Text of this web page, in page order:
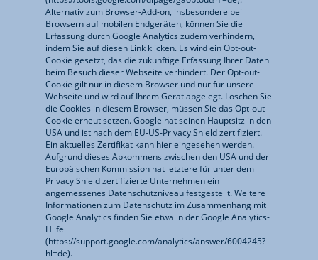
Alternativ zum Browser-Add-on, insbesondere bei
Browsern auf mobilen Endgeräten, können Sie die
Erfassung durch Google Analytics zudem verhindern,
indem Sie auf diesen Link klicken. Es wird ein Opt-out-
Cookie gesetzt, das die zukünftige Erfassung Ihrer Daten
beim Besuch dieser Webseite verhindert. Der Opt-out-
Cookie gilt nur in diesem Browser und nur für unsere
Webseite und wird auf Ihrem Gerät abgelegt. Löschen Sie
die Cookies in diesem Browser, müssen Sie das Opt-out-
Cookie erneut setzen. Google hat seinen Hauptsitz in den
USA und ist nach dem EU-US-Privacy Shield zertifiziert.
Ein aktuelles Zertifikat kann hier eingesehen werden.
Aufgrund dieses Abkommens zwischen den USA und der
Europäischen Kommission hat letztere für unter dem
Privacy Shield zertifizierte Unternehmen ein
angemessenes Datenschutzniveau festgestellt. Weitere
Informationen zum Datenschutz im Zusammenhang mit
Google Analytics finden Sie etwa in der Google Analytics-
Hilfe
(https://support.google.com/analytics/answer/6004245?
hl=de).